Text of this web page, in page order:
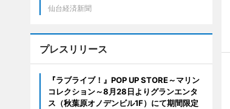
仙台経済新聞
プレスリリース
『ラブライブ！』POP UP STORE～マリン
コレクション～8月28日よりグランエンタ
ス（秋葉原オノデンビル1F）にて期間限定